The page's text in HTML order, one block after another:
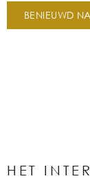
BENIEUWD
HET